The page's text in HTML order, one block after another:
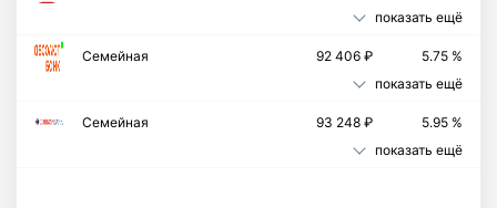
показать ещё
Cемейная 92 406 ₽
5.75 %
показать ещё
Семейная 93 248 ₽
5.95 %
показать ещё